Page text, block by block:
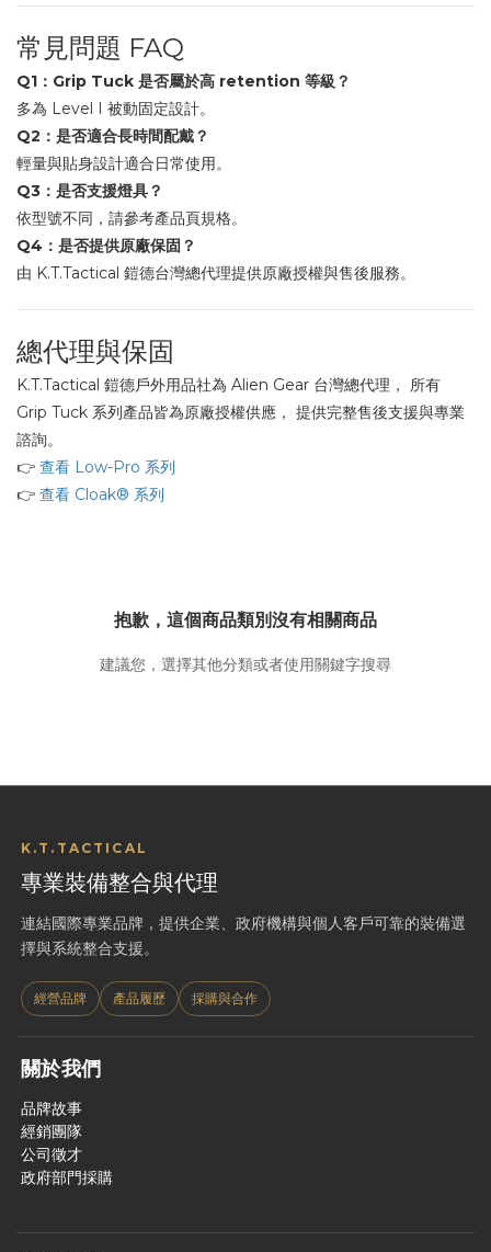
常見問題 FAQ
Q1：Grip Tuck 是否屬於高 retention 等級？
多為 Level I 被動固定設計。
Q2：是否適合長時間配戴？
輕量與貼身設計適合日常使用。
Q3：是否支援燈具？
依型號不同，請參考產品頁規格。
Q4：是否提供原廠保固？
由 K.T.Tactical 鎧德台灣總代理提供原廠授權與售後服務。
總代理與保固
K.T.Tactical 鎧德戶外用品社為 Alien Gear 台灣總代理， 所有
Grip Tuck 系列產品皆為原廠授權供應， 提供完整售後支援與專業
諮詢。
👉 查看 Low-Pro 系列
👉 查看 Cloak® 系列
抱歉，這個商品類別沒有相關商品
建議您，選擇其他分類或者使用關鍵字搜尋
K.T.TACTICAL
專業裝備整合與代理
連結國際專業品牌，提供企業、政府機構與個人客戶可靠的裝備選
擇與系統整合支援。
經營品牌 產品履歷 採購與合作
關於我們
品牌故事
經銷團隊
公司徵才
政府部門採購